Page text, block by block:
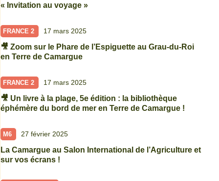
« Invitation au voyage »
FRANCE 2 17 mars 2025
🎥 Zoom sur le Phare de l’Espiguette au Grau-du-Roi
en Terre de Camargue
FRANCE 2 17 mars 2025
🎥 Un livre à la plage, 5e édition : la bibliothèque
éphémère du bord de mer en Terre de Camargue !
M6 27 février 2025
La Camargue au Salon International de l’Agriculture et
sur vos écrans !